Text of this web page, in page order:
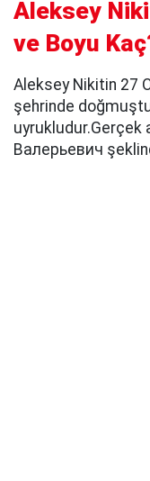
Aleksey
ve Boyu
Aleksey Nikitin 27
şehrinde
uyrukludur.Gerçek
Валерьевич